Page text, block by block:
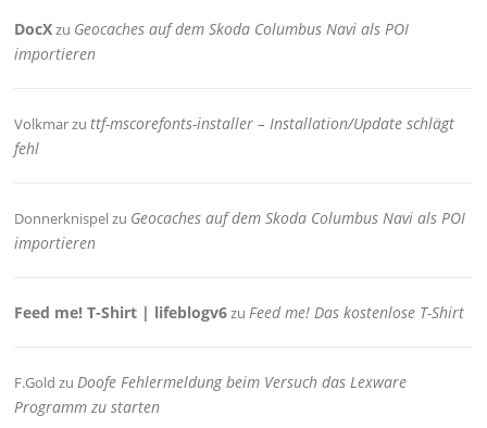
DocXzu Geocaches auf dem Skoda Columbus Navi als POI
importieren
Volkmarzuttf-mscorefonts-installer – Installation/Update schlägt
fehl
Donnerknispelzu Geocaches auf dem Skoda Columbus Navi als POI
importieren
Feed me! T-Shirt | lifeblogv6zuFeed me! Das kostenlose T-Shirt
F.Gold zuDoofe Fehlermeldung beim Versuch das Lexware
Programm zu starten